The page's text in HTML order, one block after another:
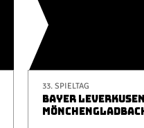
33. SPIELTAG
BAYER